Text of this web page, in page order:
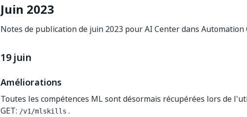
Juin 2023
Notes de publication de juin 2023 pour AI Center dans Automation
19 juin
Améliorations
Toutes les compétences ML sont désormais récupérées lors de
GET: /v1/mlskills .